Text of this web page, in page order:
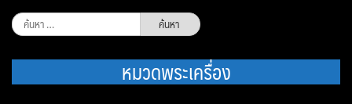
ค้นหา
สำหรับ:
หมวดพระเครื่อง